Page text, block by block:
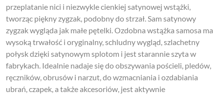
przeplatanie nici i niezwykle cienkiej satynowej wstążki,
tworząc piękny zygzak, podobny do strzał. Sam satynowy
zygzak wygląda jak małe pętelki. Ozdobna wstążka samosa ma
wysoką trwałość i oryginalny, schludny wygląd, szlachetny
połysk dzięki satynowym splotom i jest starannie szyta w
fabrykach. Idealnie nadaje się do obszywania pościeli, pledów,
ręczników, obrusów i narzut, do wzmacniania i ozdabiania
ubrań, czapek, a także akcesoriów, jest aktywnie